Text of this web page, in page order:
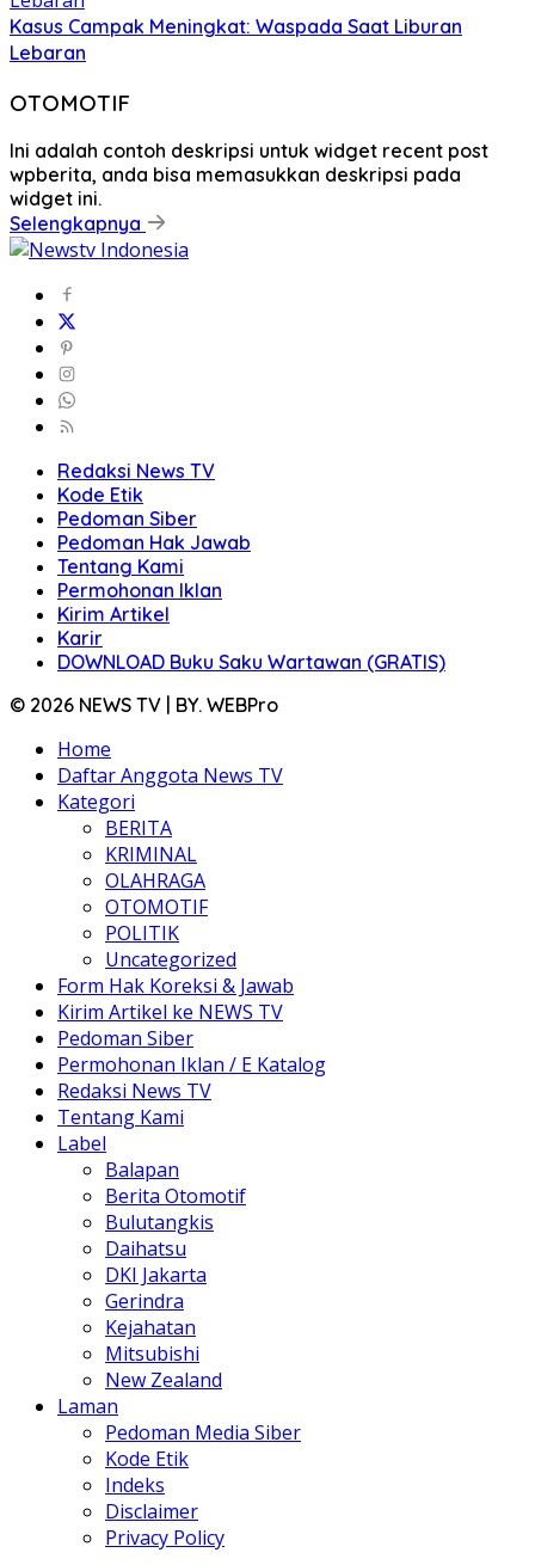
Kasus Campak Meningkat: Waspada Saat Liburan
Lebaran
OTOMOTIF
Ini adalah contoh deskripsi untuk widget recent post
wpberita, anda bisa memasukkan deskripsi pada
widget ini.
Selengkapnya
Redaksi News TV
Kode Etik
Pedoman Siber
Pedoman Hak Jawab
Tentang Kami
Permohonan Iklan
Kirim Artikel
Karir
DOWNLOAD Buku Saku Wartawan (GRATIS)
© 2026 NEWS TV | BY. WEBPro
Home
Daftar Anggota News TV
Kategori
BERITA
KRIMINAL
OLAHRAGA
OTOMOTIF
POLITIK
Uncategorized
Form Hak Koreksi & Jawab
Kirim Artikel ke NEWS TV
Pedoman Siber
Permohonan Iklan / E Katalog
Redaksi News TV
Tentang Kami
Label
Balapan
Berita Otomotif
Bulutangkis
Daihatsu
DKI Jakarta
Gerindra
Kejahatan
Mitsubishi
New Zealand
Laman
Pedoman Media Siber
Kode Etik
Indeks
Disclaimer
Privacy Policy